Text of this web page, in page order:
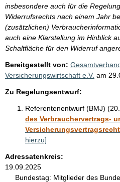
insbesondere auch für die
Widerrufsrechts nach einem Jahr
(zusätzlichen)
auch eine Klarstellung im Hinblick
Schaltfläche für den Widerruf
Bereitgestellt von:
Versicherungswirtschaft e.V. am
Zu Regelungsentwurf:
Referentenentwurf (BMJ)
des Verbrauchervertrags-
hierzu]
Adressatenkreis:
19.09.2025
Bundestag: Mitglieder des